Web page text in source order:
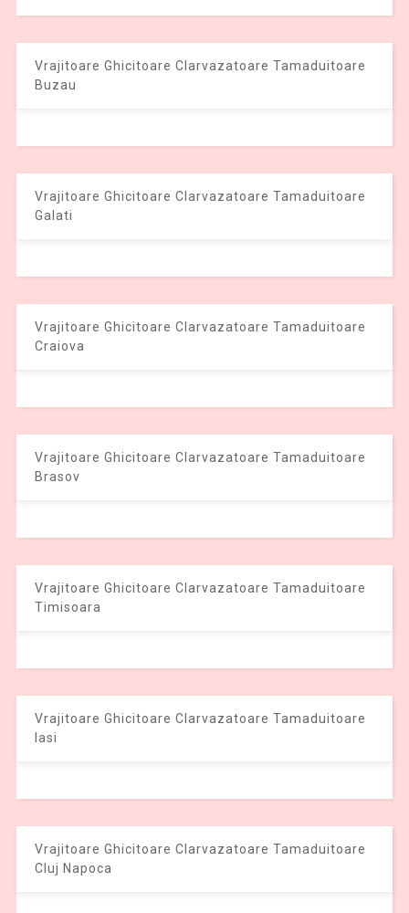
Vrajitoare Ghicitoare Clarvazatoare Tamaduitoare
Buzau
Vrajitoare Ghicitoare Clarvazatoare Tamaduitoare
Galati
Vrajitoare Ghicitoare Clarvazatoare Tamaduitoare
Craiova
Vrajitoare Ghicitoare Clarvazatoare Tamaduitoare
Brasov
Vrajitoare Ghicitoare Clarvazatoare Tamaduitoare
Timisoara
Vrajitoare Ghicitoare Clarvazatoare Tamaduitoare
Iasi
Vrajitoare Ghicitoare Clarvazatoare Tamaduitoare
Cluj Napoca